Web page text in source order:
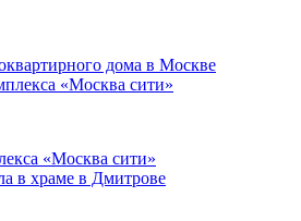
дома в Москве
«Москва сити»